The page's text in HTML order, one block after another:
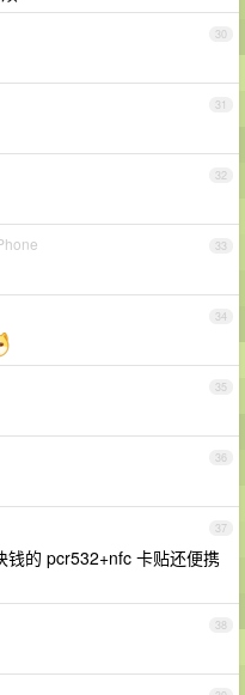
30
31
32
33
34
35
36
37
钱的 pcr532+nfc 卡贴还便携
38